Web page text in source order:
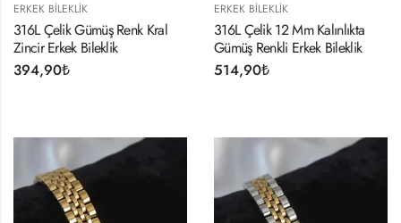
ERKEK BILEKLIK
316L Çelik Gümüş Renk Kral
Zincir Erkek Bileklik
394,90₺
ERKEK BILEKLIK
316L Çelik 12 Mm Kalınlıkta
Gümüş Renkli Erkek Bileklik
514,90₺